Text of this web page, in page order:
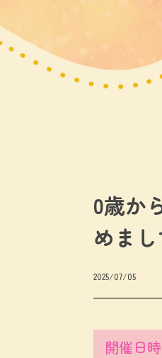
0歳か
めまし
2025/07/05
開催日時